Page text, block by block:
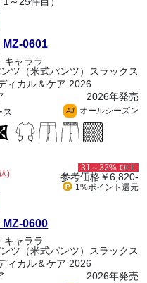
0601
キャララ
ツ（米式パンツ）スラックス
ィカル＆ケア 2026
2026年発売
ス
All オールシーズン
)
31～32% OFF
参考価格￥6,820-
1%ポイント 還元
0600
キャララ
ツ（米式パンツ）スラックス
ィカル＆ケア 2026
2026年発売